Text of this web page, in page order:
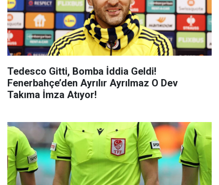
Tedesco Gitti, Bomba İddia Geldi!
Fenerbahçe’den Ayrılır Ayrılmaz O Dev
Takıma İmza Atıyor!